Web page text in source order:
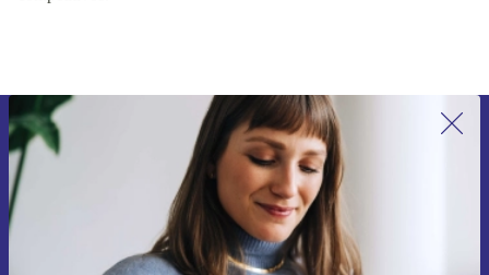
Subscreve a nossa newsletter pela
primeira vez e poupa 15€!
Não percas mais nenhuma oferta.